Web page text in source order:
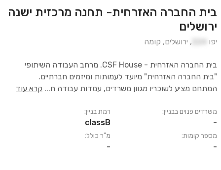
בית החברה האזרחית- תחנה מרכזית ישנה
ירושלים
יפו , ירושלים, קומה
בית החברה האזרחית‏ - ‏CSF House. מרחב העבודה השיתופי
"בית החברה האזרחית" מיועד לעמותות ומיזמים חברתיים.
המתחם מציע לשוכריו מגוון משרדים, עמדות עבודה ח... קרא עוד
משרדים פנוים בבניין:
-
מספר קומות:
-
רמת בניין:
classB
מ"ר כולל:
-